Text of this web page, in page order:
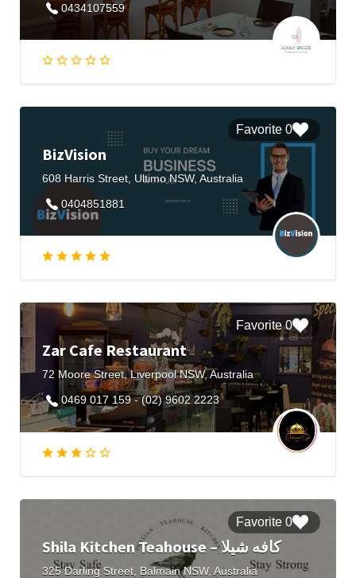
0434107559
0 Favorite
BizVision
608 Harris Street, Ultimo NSW, Australia
0404851881
0 Favorite
Zar Cafe Restaurant
72 Moore Street, Liverpool NSW, Australia
0469 017 159 - (02) 9602 2223
0 Favorite
Shila Kitchen Teahouse – کافه شیلا
325 Darling Street, Balmain NSW, Australia